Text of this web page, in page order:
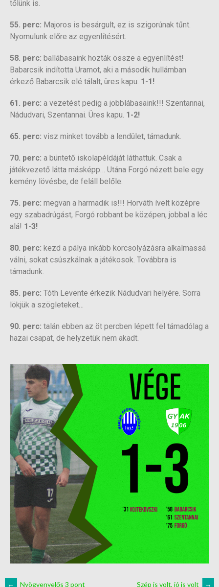
tőlünk is.
55. perc: Majoros is besárgult, ez is szigorúnak tűnt.
Nyomulunk előre az egyenlítésért.
58. perc: ballábasaink hozták össze a egyenlítést!
Babarcsik indította Uramot, aki a második hullámban
érkező Babarcsik elé tálalt, üres kapu. 1-1!
61. perc: a vezetést pedig a jobblábasaink!!! Szentannai,
Nádudvari, Szentannai. Üres kapu. 1-2!
65. perc: visz minket tovább a lendület, támadunk.
70. perc: a büntető iskolapéldáját láthattuk. Csak a
játékvezető látta másképp… Utána Forgó nézett bele egy
kemény lövésbe, de feláll belőle.
75. perc: megvan a harmadik is!!! Horváth ívelt középre
egy szabadrúgást, Forgó robbant be középen, jobbal a léc
alá! 1-3!
80. perc: kezd a pálya inkább korcsolyázásra alkalmassá
válni, sokat csúszkálnak a játékosok. Továbbra is
támadunk.
85. perc: Tóth Levente érkezik Nádudvari helyére. Sorra
lökjük a szögleteket…
90. perc: talán ebben az öt percben lépett fel támadólag a
hazai csapat, de helyzetük nem akadt.
← Nyögvenyelős 3 pont Szép is volt, jó is volt →